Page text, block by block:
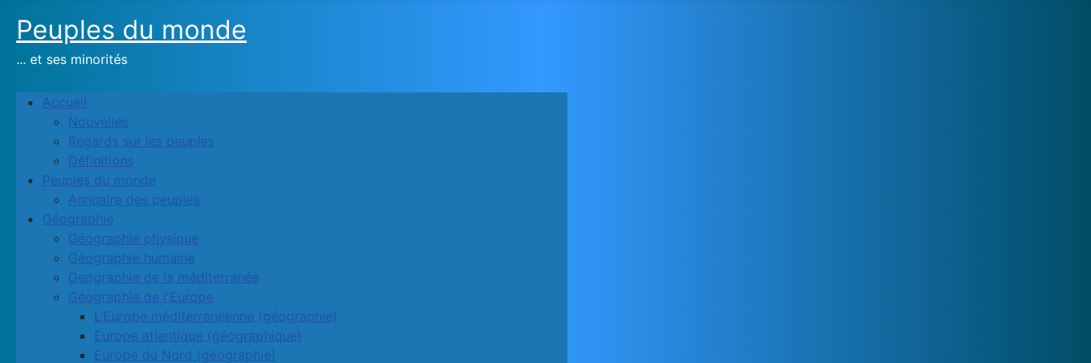
Peuples du monde
... et ses minorités
Accueil
Nouvelles
Regards sur les peuples
Définitions
Peuples du monde
Annuaire des peuples
Géographie
Géographie physique
Géographie humaine
Geographie de la méditerranée
Géographie de l'Europe
L’Europe méditerranéenne (géographie)
Europe atlantique (géographique)
Europe du Nord (géographie)